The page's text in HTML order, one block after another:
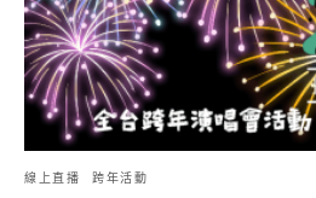
線上直播 跨年活動